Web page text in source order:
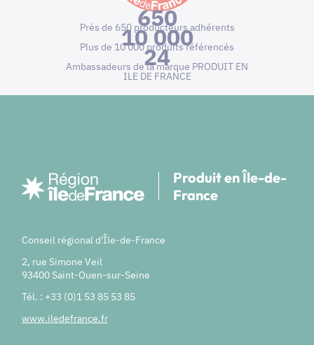
650
Près de 650 producteurs adhérents
10 000
Plus de 10 000 produits référencés
24
Ambassadeurs de la marque PRODUIT EN
ILE DE FRANCE
Produit en Île-de-
France
Conseil régional d'Île-de-France
2, rue Simone Veil
93400 Saint-Ouen-sur-Seine
Tél. : +33 (0)1 53 85 53 85
www.iledefrance.fr